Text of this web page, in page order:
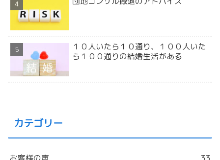
１０人いたら１０通り、１００人いた
ら１００通りの結婚生活がある
カテゴリー